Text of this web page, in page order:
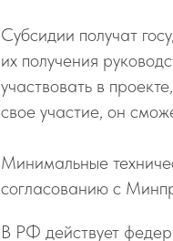
Субсидии получат
их получения
участвовать в
свое участие, он
Минимальные
согласованию с
В РФ действует